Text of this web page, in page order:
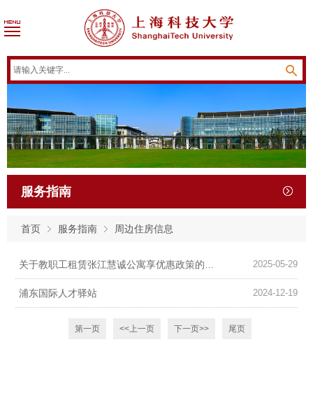
服务指南
首页 服务指南 周边住房信息
关于教职工租赁张江慧诚公寓享优惠政策的通知 2025-05-29
浦东国际人才驿站 2024-12-19
第一页 <<上一页 下一页>> 尾页